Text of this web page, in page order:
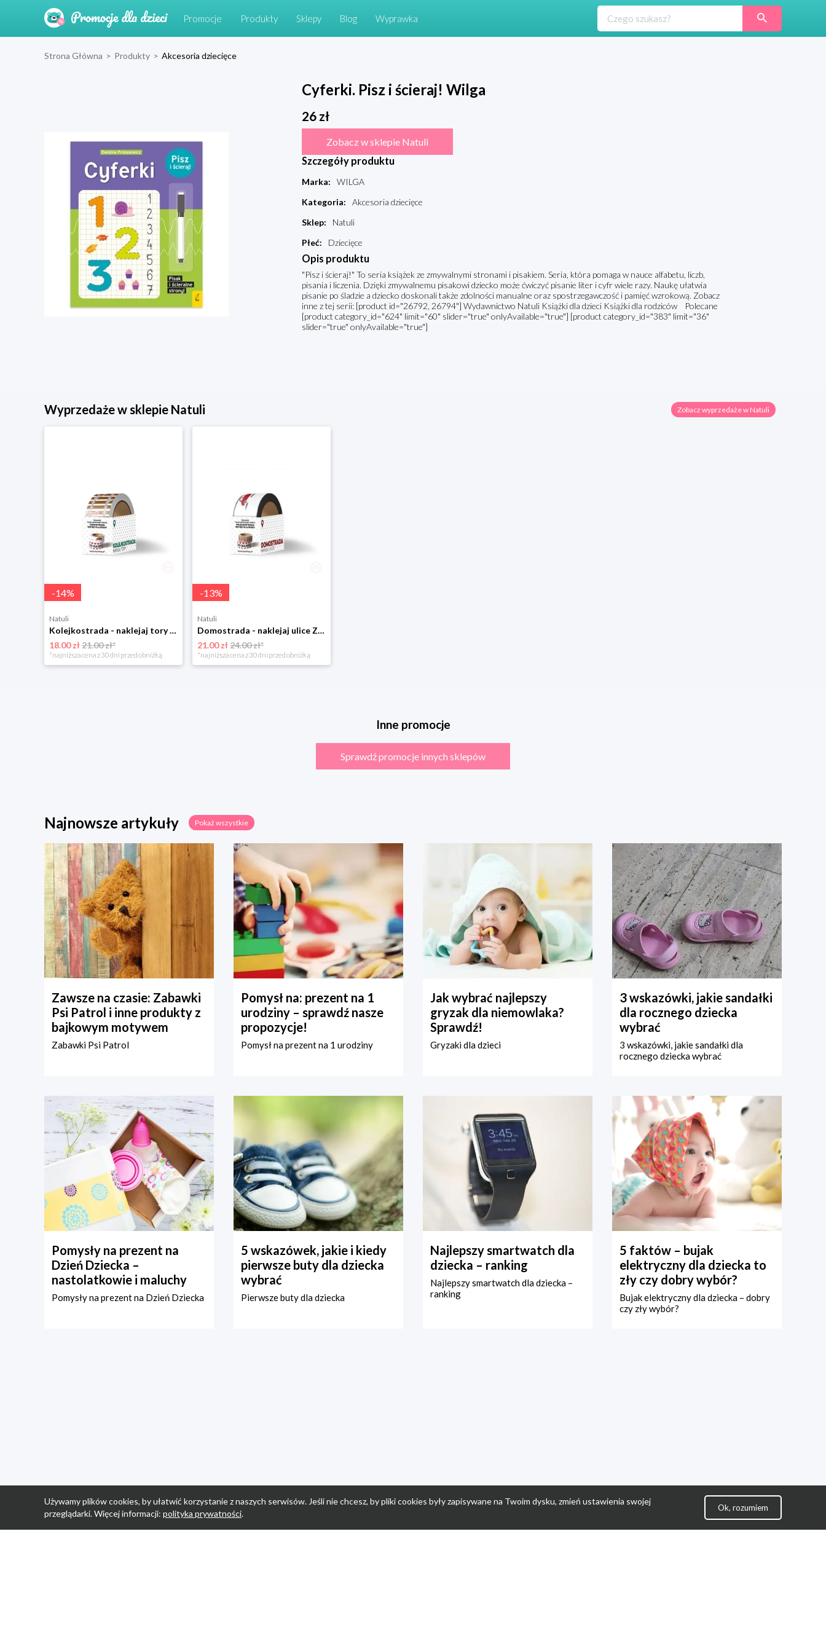
Promocje Produkty Sklepy Blog Wyprawka
Strona Główna > Produkty > Akcesoria dziecięce
Cyferki. Pisz i ścieraj! Wilga
26zł
Zobacz w sklepie Natuli
Szczegóły produktu
Marka:
WILGA
Kategoria:
Akcesoria dziecięce
Sklep:
Natuli
Płeć: Dziecięce
Opis produktu
"Pisz i ścieraj!" To seria książek ze zmywalnymi stronami i pisakiem. Seria, która pomaga w nauce alfabetu, liczb,
pisania i liczenia. Dzięki zmywalnemu pisakowi dziecko może ćwiczyć pisanie liter i cyfr wiele razy. Naukę ułatwia
pisanie po śladzie a dziecko doskonali także zdolności manualne oraz spostrzegawczość i pamięć wzrokową. Zobacz
inne z tej serii: [product id="26792, 26794"] Wydawnictwo Natuli Książki dla dzieci Książki dla rodziców Polecane
[product category_id="624" limit="60" slider="true" onlyAvailable="true"] [product category_id="383" limit="36"
slider="true" onlyAvailable="true"]
Wyprzedaże w sklepie Natuli Zobacz wyprzedaże w Natuli
-14%
Natuli
Kolejkostrada - naklejaj tory Zuzutoys
18.00 zł21.00 zł*
*najniższa cena z 30 dni przed obniżką
-13%
Natuli
Domostrada - naklejaj ulice Zuzutoys
21.00 zł24.00 zł*
*najniższa cena z 30 dni przed obniżką
Inne promocje
Sprawdź promocje innych sklepów
Najnowsze artykuły Pokaż wszystkie
Zawsze na czasie: Zabawki
Psi Patrol i inne produkty z
bajkowym motywem
Zabawki Psi Patrol
Pomysł na: prezent na 1
urodziny – sprawdź nasze
propozycje!
Pomysł na prezent na 1 urodziny
Jak wybrać najlepszy
gryzak dla niemowlaka?
Sprawdź!
Gryzaki dla dzieci
3 wskazówki, jakie sandałki
dla rocznego dziecka
wybrać
3 wskazówki, jakie sandałki dla
rocznego dziecka wybrać
Pomysły na prezent na
Dzień Dziecka –
nastolatkowie i maluchy
Pomysły na prezent na Dzień Dziecka
5 wskazówek, jakie i kiedy
pierwsze buty dla dziecka
wybrać
Pierwsze buty dla dziecka
Najlepszy smartwatch dla
dziecka – ranking
Najlepszy smartwatch dla dziecka –
ranking
5 faktów – bujak
elektryczny dla dziecka to
zły czy dobry wybór?
Bujak elektryczny dla dziecka – dobry
czy zły wybór?
Używamy plików cookies, by ułatwić korzystanie z naszych serwisów. Jeśli nie chcesz, by pliki cookies były zapisywane na Twoim dysku, zmień ustawienia swojej
przeglądarki. Więcej informacji: polityka prywatności.
Ok, rozumiem